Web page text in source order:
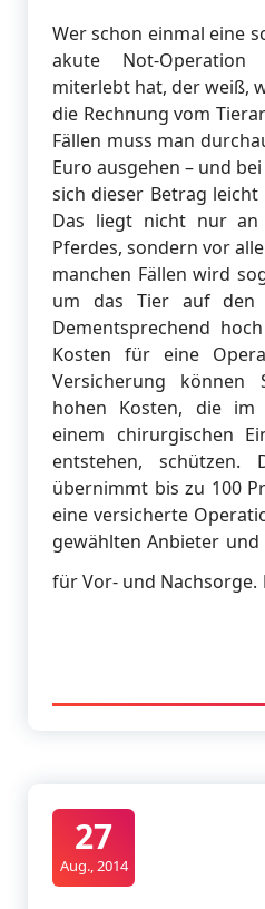
Wer schon einmal eine
akute Not-
miterlebt hat, der weiß,
die Rechnung vom
Fällen muss man
Euro ausgehen – und
sich dieser Betrag
Das liegt nicht nur an
Pferdes, sondern vor
manchen Fällen wird
um das Tier auf den
Dementsprechend
Kosten für eine
Versicherung
hohen Kosten, die im
einem chirurgischen
entstehen, schützen.
übernimmt bis zu 100
eine versicherte
gewählten Anbieter
für Vor- und Nachsorge.
27
Aug., 2014